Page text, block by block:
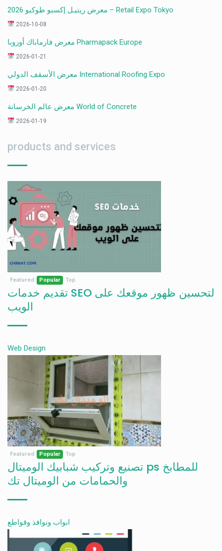
معرض ريتيـل إكسبو طوكيو 2026 – Retail Expo Tokyo
2026-10-08
معرض فارماباك أوروبا Pharmapack Europe
2026-01-21
معرض الأسقف الدولي International Roofing Expo
2026-01-20
معرض عالم الخرسانة World of Concrete
2026-01-19
products and services
Featured Popular Top
تقديم خدمات SEO لتحسين ظهور موقعك على
الويب
Web Design
Featured Popular Top
تصنيع وتركيب شبابيك الوميتال ps للمطابخ
والحمامات من الوميتال تك
ابواب ونوافذ وقواطع